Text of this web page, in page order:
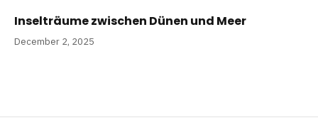
Inselträume zwischen Dünen und Meer
December 2, 2025